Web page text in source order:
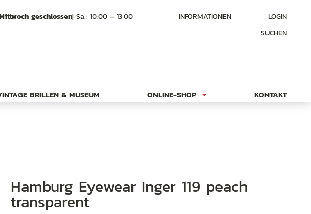
geschlossen| Sa.: 10:00 – 13:00 INFORMATIONEN
LOGIN
SUCHEN
BRILLEN & MUSEUM ONLINE-SHOP KONTAKT
Hamburg Eyewear Inger 119 peach
transparent